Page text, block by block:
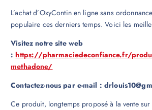
L’achat d’OxyContin en ligne sans
populaire ces derniers temps. Voici les
Visitez notre site web
:https://pharmaciedeconfiance.fr/
methadone/
Contactez-nous par e-mail :
Ce produit, longtemps proposé à la vente